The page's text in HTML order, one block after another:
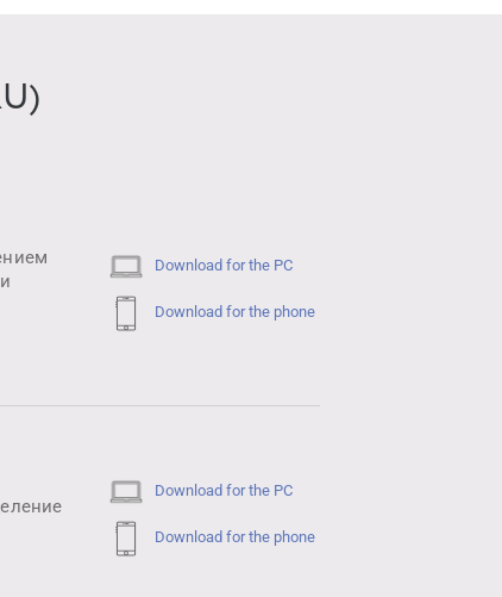
Download for the PC
Download for the phone
Download for the PC
Download for the phone